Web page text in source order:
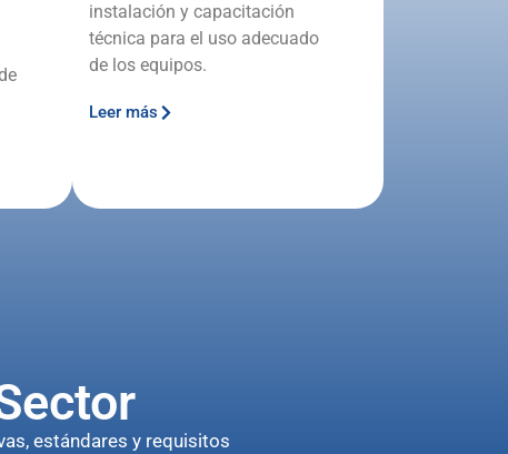
instalación y capacitación
técnica para el uso adecuado
de los equipos.
Leer más
estándares y requisitos